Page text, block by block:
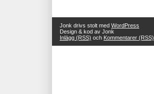
Jonk drivs stolt med WordPress
Design & kod av Jonk
Inlägg (RSS) och Kommentarer (RSS)